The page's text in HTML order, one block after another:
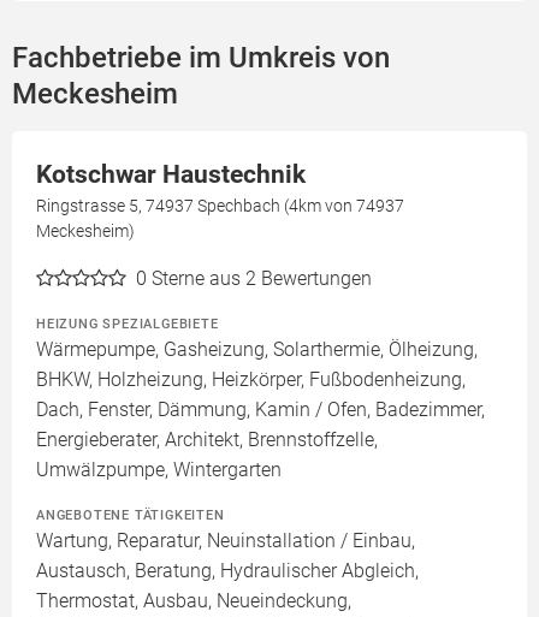
Fachbetriebe im Umkreis von
Meckesheim
Kotschwar Haustechnik
Ringstrasse 5, 74937 Spechbach (4km von 74937
Meckesheim)
0 Sterne aus 2 Bewertungen
HEIZUNG SPEZIALGEBIETE
Wärmepumpe, Gasheizung, Solarthermie, Ölheizung,
BHKW, Holzheizung, Heizkörper, Fußbodenheizung,
Dach, Fenster, Dämmung, Kamin / Ofen, Badezimmer,
Energieberater, Architekt, Brennstoffzelle,
Umwälzpumpe, Wintergarten
ANGEBOTENE TÄTIGKEITEN
Wartung, Reparatur, Neuinstallation / Einbau,
Austausch, Beratung, Hydraulischer Abgleich,
Thermostat, Ausbau, Neueindeckung,